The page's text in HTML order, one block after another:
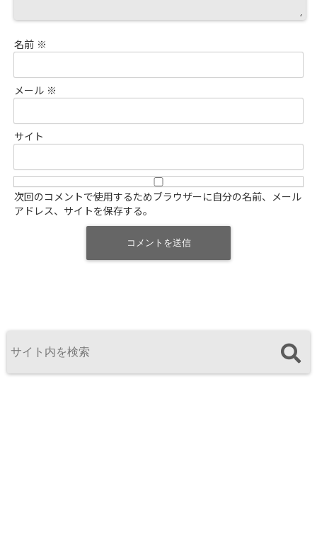
名前 ※
メール ※
サイト
次回のコメントで使用するためブラウザーに自分の名前、メール
アドレス、サイトを保存する。